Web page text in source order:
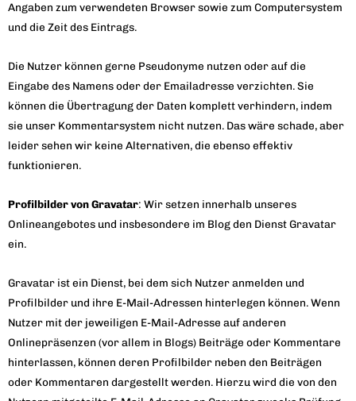
Angaben zum verwendeten Browser sowie zum Computersystem
und die Zeit des Eintrags.
Die Nutzer können gerne Pseudonyme nutzen oder auf die
Eingabe des Namens oder der Emailadresse verzichten. Sie
können die Übertragung der Daten komplett verhindern, indem
sie unser Kommentarsystem nicht nutzen. Das wäre schade, aber
leider sehen wir keine Alternativen, die ebenso effektiv
funktionieren.
Profilbilder von Gravatar: Wir setzen innerhalb unseres
Onlineangebotes und insbesondere im Blog den Dienst Gravatar
ein.
Gravatar ist ein Dienst, bei dem sich Nutzer anmelden und
Profilbilder und ihre E-Mail-Adressen hinterlegen können. Wenn
Nutzer mit der jeweiligen E-Mail-Adresse auf anderen
Onlinepräsenzen (vor allem in Blogs) Beiträge oder Kommentare
hinterlassen, können deren Profilbilder neben den Beiträgen
oder Kommentaren dargestellt werden. Hierzu wird die von den